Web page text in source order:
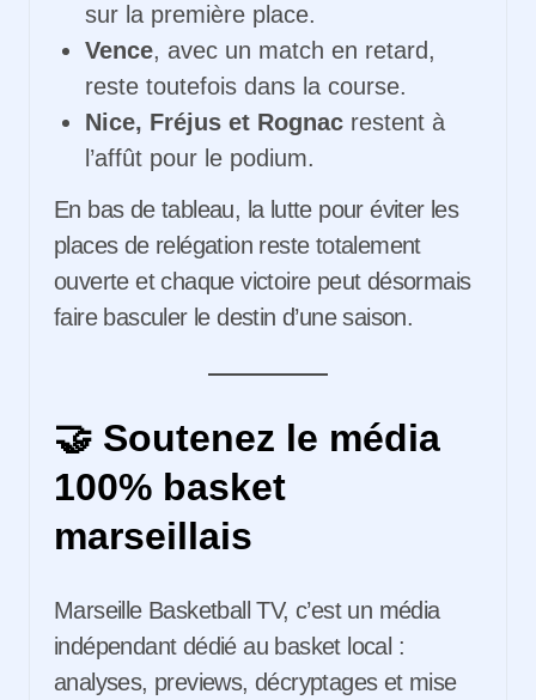
sur la première place.
Vence, avec un match en retard,
reste toutefois dans la course.
Nice, Fréjus et Rognacrestent à
l’affût pour le podium.
En bas de tableau, la lutte pour éviter les
places de relégation reste totalement
ouverte et chaque victoire peut désormais
faire basculer le destin d’une saison.
🤝 Soutenez le média
100% basket
marseillais
Marseille Basketball TV, c’est un média
indépendant dédié au basket local :
analyses, previews, décryptages et mise